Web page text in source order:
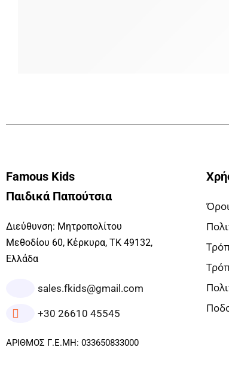
Famous Kids
Παιδικά Παπούτσια
Διεύθυνση: Μητροπολίτου
Μεθοδίου 60, Κέρκυρα, ΤΚ 49132,
Ελλάδα
sales.fkids@gmail.com
+30 26610 45545
ΑΡΙΘΜΟΣ Γ.Ε.ΜΗ: 033650833000